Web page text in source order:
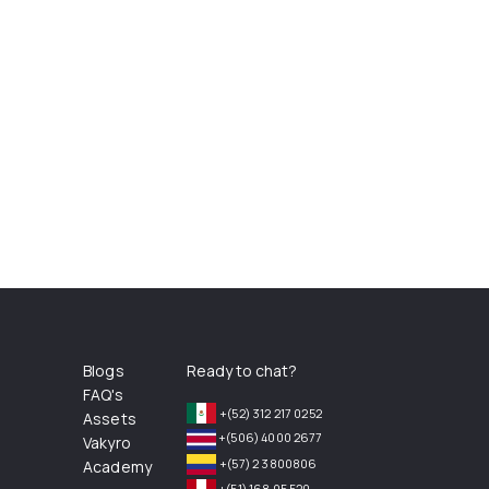
Blogs
FAQ's
Assets
Vakyro
Academy
Ready to chat?
+(52) 312 217 0252
+(506) 4000 2677
+(57) 2 3800806